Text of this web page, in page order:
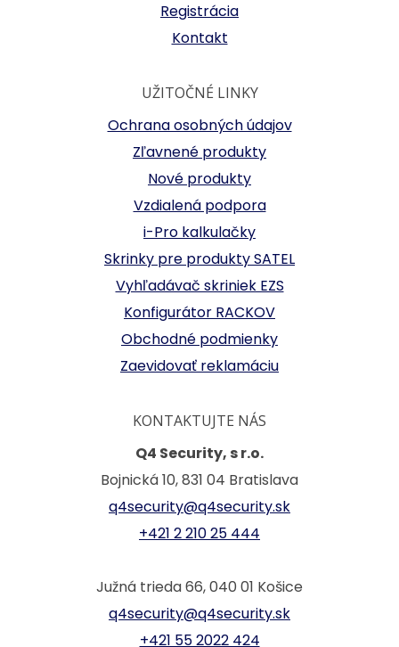
Registrácia
Kontakt
UŽITOČNÉ LINKY
Ochrana osobných údajov
Zľavnené produkty
Nové produkty
Vzdialená podpora
i-Pro kalkulačky
Skrinky pre produkty SATEL
Vyhľadávač skriniek EZS
Konfigurátor RACKOV
Obchodné podmienky
Zaevidovať reklamáciu
KONTAKTUJTE NÁS
Q4 Security, s r.o.
Bojnická 10, 831 04 Bratislava
q4security@q4security.sk
+421 2 210 25 444
Južná trieda 66, 040 01 Košice
q4security@q4security.sk
+421 55 2022 424